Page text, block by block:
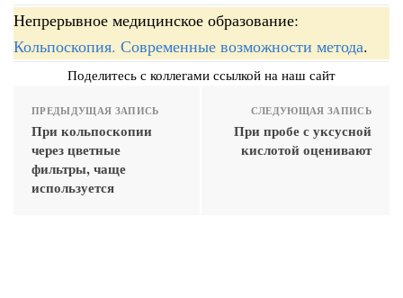
Непрерывное медицинское образование:
Кольпоскопия. Современные возможности метода.
Поделитесь с коллегами ссылкой на наш сайт
ПРЕДЫДУЩАЯ ЗАПИСЬ
При кольпоскопии
через цветные
фильтры, чаще
используется
СЛЕДУЮЩАЯ ЗАПИСЬ
При пробе с уксусной
кислотой оценивают